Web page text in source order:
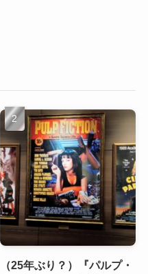
（25年ぶり？）『パルプ・